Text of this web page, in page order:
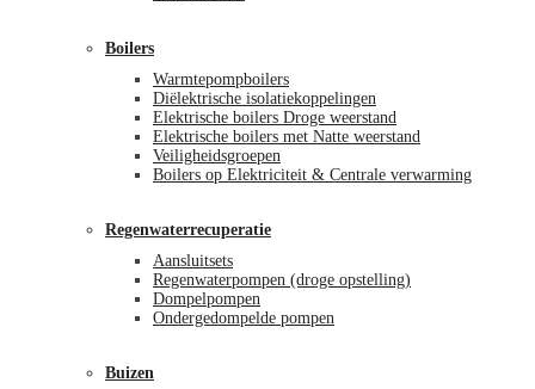
Boilers
Warmtepompboilers
Diëlektrische isolatiekoppelingen
Elektrische boilers Droge weerstand
Elektrische boilers met Natte weerstand
Veiligheidsgroepen
Boilers op Elektriciteit & Centrale verwarming
Regenwaterrecuperatie
Aansluitsets
Regenwaterpompen (droge opstelling)
Dompelpompen
Ondergedompelde pompen
Buizen